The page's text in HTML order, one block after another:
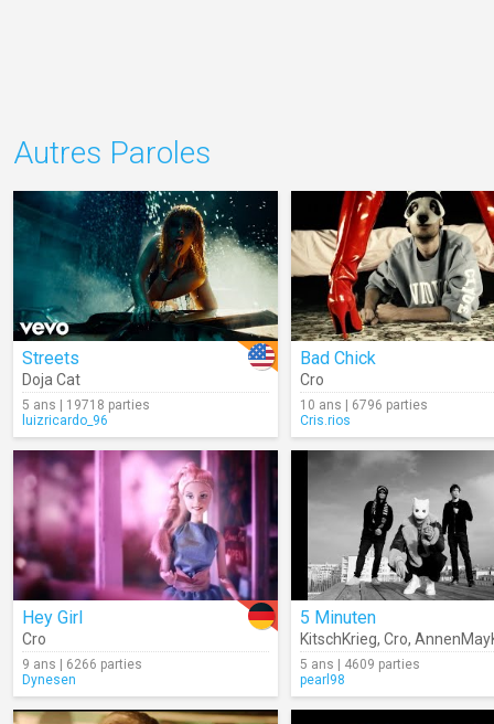
Autres Paroles
Streets
Doja Cat
5 ans | 19718 parties
luizricardo_96
Bad Chick
Cro
10 ans | 6796 parties
Cris.rios
Hey Girl
Cro
9 ans | 6266 parties
Dynesen
5 Minuten
KitschKrieg, Cro,
5 ans | 4609 parties
pearl98